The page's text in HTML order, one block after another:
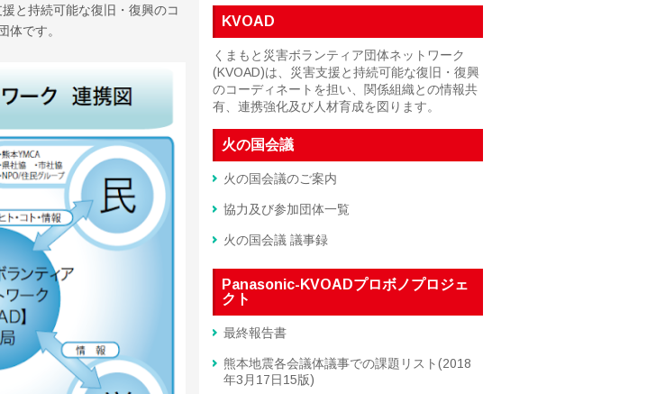
と持続可能な復旧・復興のコ
体です。
KVOAD
くまもと災害ボランティア団体ネットワーク
(KVOAD)は、災害支援と持続可能な復旧・復興
のコーディネートを担い、関係組織との情報共
有、連携強化及び人材育成を図ります。
火の国会議
火の国会議のご案内
協力及び参加団体一覧
火の国会議 議事録
Panasonic-KVOADプロボノプロジェ
クト
最終報告書
熊本地震各会議体議事での課題リスト(2018
年3月17日15版)